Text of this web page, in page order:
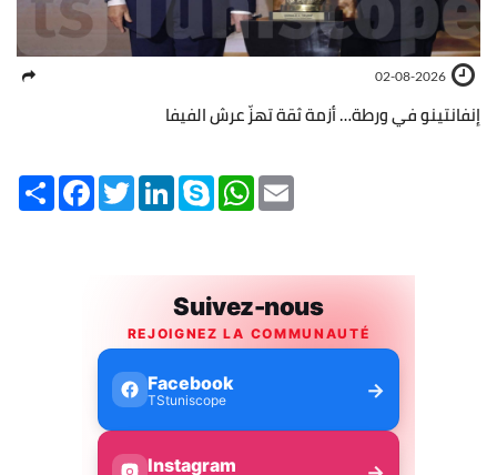
02-08-2026
إنفانتينو في ورطة… أزمة ثقة تهزّ عرش الفيفا
Share FacebookTwitterLinkedInSkype WhatsApp